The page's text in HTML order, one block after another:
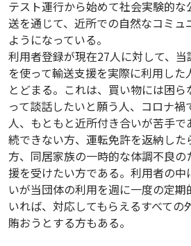
テスト運行から始めて社会実験的
送を通じて、近所での自然なコミュ
ようになっている。
利用者登録が現在27人に対して、
を使って輸送支援を実際に利用し
とどまる。これは、買い物には困
って談話したいと願う人、コロナ
人、もともと近所付き合いが苦手
続できない方、運転免許を返納した
方、同居家族の一時的な体調不良
援を受けたい方である。利用者の
いが当団体の利用を週に一度の定
いれば、対応してもらえるすべての
賄おうとする方もある。